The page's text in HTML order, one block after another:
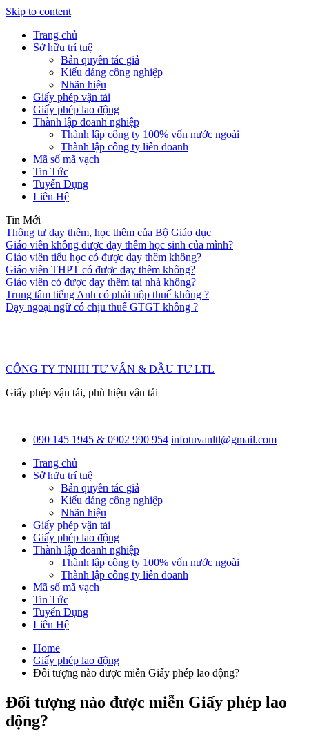
Skip to content
Trang chủ
Sở hữu trí tuệ
Bản quyền tác giả
Kiểu dáng công nghiệp
Nhãn hiệu
Giấy phép vận tải
Giấy phép lao động
Thành lập doanh nghiệp
Thành lập công ty 100% vốn nước ngoài
Thành lập công ty liên doanh
Mã số mã vạch
Tin Tức
Tuyển Dụng
Liên Hệ
Tin Mới
Thông tư dạy thêm, học thêm của Bộ Giáo dục
Giáo viên không được dạy thêm học sinh của mình?
Giáo viên tiểu học có được dạy thêm không?
Giáo viên THPT có được dạy thêm không?
Giáo viên có được dạy thêm tại nhà không?
Trung tâm tiếng Anh có phải nộp thuế không ?
Dạy ngoại ngữ có chịu thuế GTGT không ?
CÔNG TY TNHH TƯ VẤN & ĐẦU TƯ LTL
Giấy phép vận tải, phù hiệu vận tải
090 145 1945 & 0902 990 954 infotuvanltl@gmail.com
Trang chủ
Sở hữu trí tuệ
Bản quyền tác giả
Kiểu dáng công nghiệp
Nhãn hiệu
Giấy phép vận tải
Giấy phép lao động
Thành lập doanh nghiệp
Thành lập công ty 100% vốn nước ngoài
Thành lập công ty liên doanh
Mã số mã vạch
Tin Tức
Tuyển Dụng
Liên Hệ
Home
Giấy phép lao động
Đối tượng nào được miễn Giấy phép lao động?
Đối tượng nào được miễn Giấy phép lao
động?